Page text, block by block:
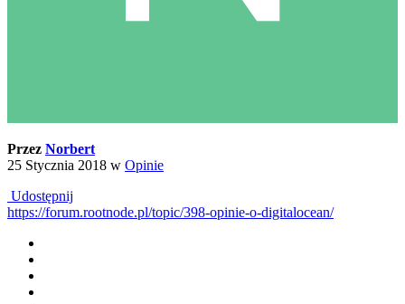
Przez Norbert
25 Stycznia 2018 w Opinie
Udostępnij
https://forum.rootnode.pl/topic/398-opinie-o-digitalocean/